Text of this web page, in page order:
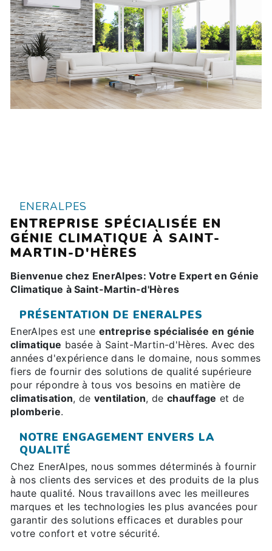
ENERALPES
ENTREPRISE SPÉCIALISÉE EN
GÉNIE CLIMATIQUE À SAINT-
MARTIN-D'HÈRES
Bienvenue chez EnerAlpes: Votre Expert en Génie
Climatique à Saint-Martin-d'Hères
PRÉSENTATION DE ENERALPES
EnerAlpes est une entreprise spécialisée en génie
climatique basée à Saint-Martin-d'Hères. Avec des
années d'expérience dans le domaine, nous sommes
fiers de fournir des solutions de qualité supérieure
pour répondre à tous vos besoins en matière de
climatisation, de ventilation, de chauffage et de
plomberie.
NOTRE ENGAGEMENT ENVERS LA
QUALITÉ
Chez EnerAlpes, nous sommes déterminés à fournir
à nos clients des services et des produits de la plus
haute qualité. Nous travaillons avec les meilleures
marques et les technologies les plus avancées pour
garantir des solutions efficaces et durables pour
votre confort et votre sécurité.